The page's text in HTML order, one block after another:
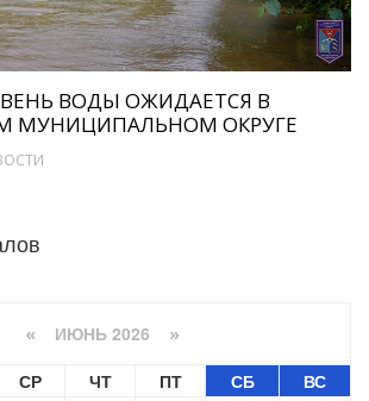
ВОДЫ ОЖИДАЕТСЯ В
МУНИЦИПАЛЬНОМ ОКРУГЕ
« ИЮНЬ 2026 »
СР ЧТ ПТ СБ ВС